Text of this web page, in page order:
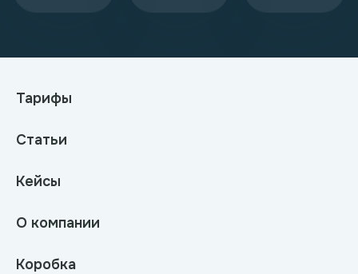
Тарифы
Статьи
Кейсы
О компании
Коробка